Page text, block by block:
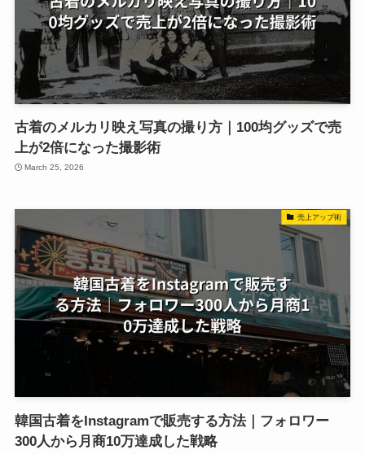
古着のメルカリ映え写真の撮り方｜100均グッズで売
上が2倍になった撮影術
March 25, 2026
売上アップ術
韓国古着をInstagramで販売する方法｜フォロワー
300人から月商10万達成した戦略